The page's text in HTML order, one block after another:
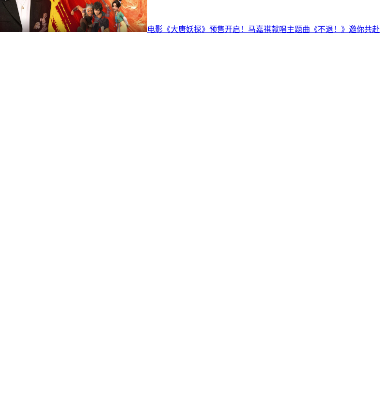
电影《大唐妖探》预售开启！马嘉祺献唱主题曲《不退！》邀你共赴